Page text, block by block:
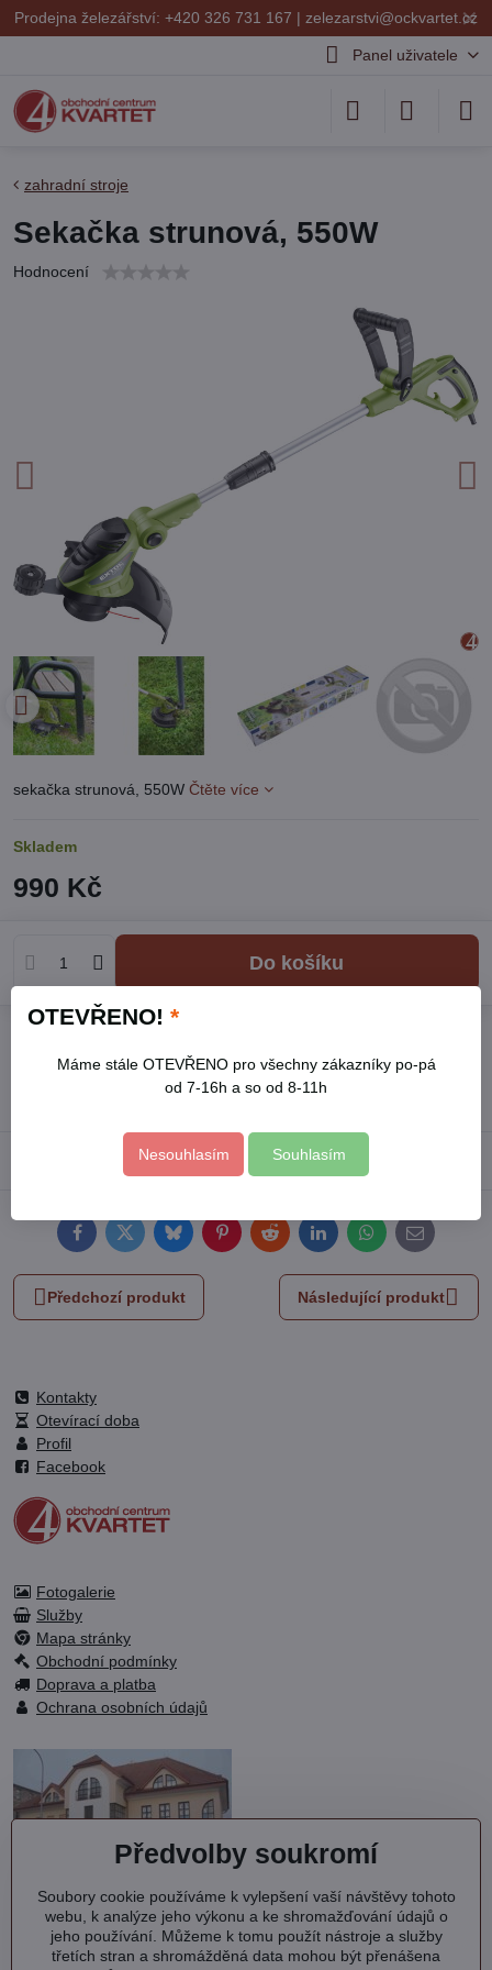
✕
Prodejna železářství: +420 326 731 167 | zelezarstvi@ockvartet.cz
Panel uživatele
zahradní stroje
Sekačka strunová, 550W
Hodnocení
sekačka strunová, 550W Čtěte více
Skladem
990 Kč
Do košíku
Skladové číslo:416125
EXTOL CRAFT
FacebookTwitterBlueskyPinterestRedditLinkedInWhatsApp
E-
mail
Předchozí produkt Následující produkt
Kontakty
Otevírací doba
Profil
Facebook
Fotogalerie
Služby
Mapa stránky
Obchodní podmínky
Doprava a platba
Ochrana osobních údajů
OC KVARTET s.r.o.
Debřská 1000
293 06 Kosmonosy
Předvolby soukromí
Soubory cookie používáme k vylepšení vaší návštěvy tohoto
webu, k analýze jeho výkonu a ke shromažďování údajů o
jeho používání. Můžeme k tomu použít nástroje a služby
třetích stran a shromážděná data mohou být přenášena
OTEVŘENO! *
Máme stále OTEVŘENO pro všechny zákazníky po-pá
od 7-16h a so od 8-11h
Nesouhlasím Souhlasím